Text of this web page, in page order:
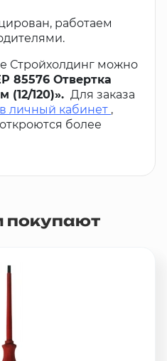
работаем
Стройхолдинг можно
85576 Отвертка
(12/120)». Для заказа
личный кабинет ,
более
покупают